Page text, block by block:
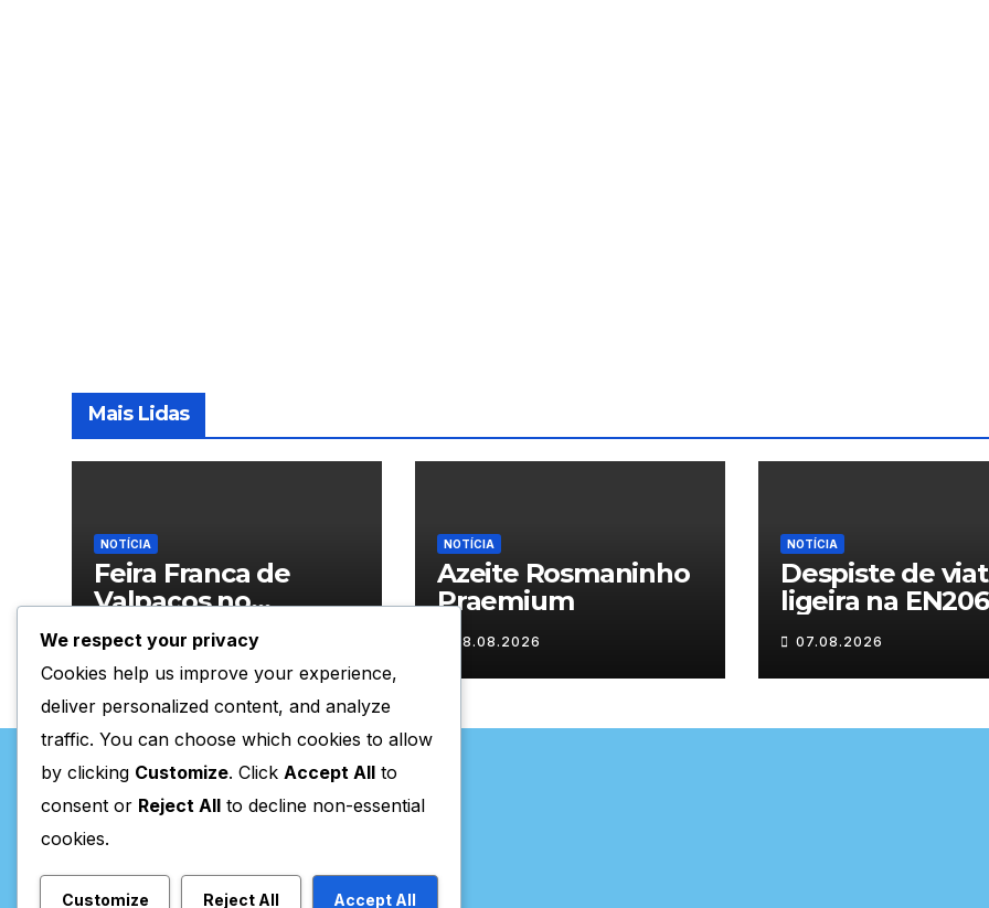
Mais Lidas
NOTÍCIA
Feira Franca de
Valpaços no
segundo dia
08.08.2026
NOTÍCIA
Azeite Rosmaninho
Praemium
08.08.2026
NOTÍCIA
Despiste de
ligeira na EN206
junto ao
cruzamento
do Pinhal
07.08.2026
Valpaços Online
We respect your privacy
Cookies help us improve your experience,
deliver personalized content, and analyze
traffic. You can choose which cookies to allow
by clicking Customize. Click Accept All to
consent or Reject All to decline non-essential
cookies.
Customize Reject All Accept All